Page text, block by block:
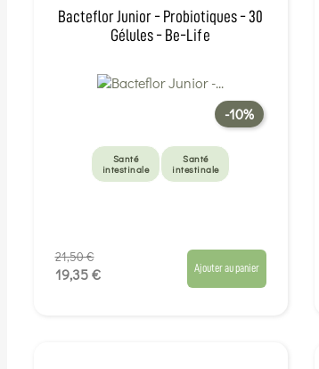
Bacteflor Junior - Probiotiques - 30
Gélules - Be-Life
-10%
Santé
intestinale
Santé
intestinale
21,50 €
19,35 € Ajouter au panier